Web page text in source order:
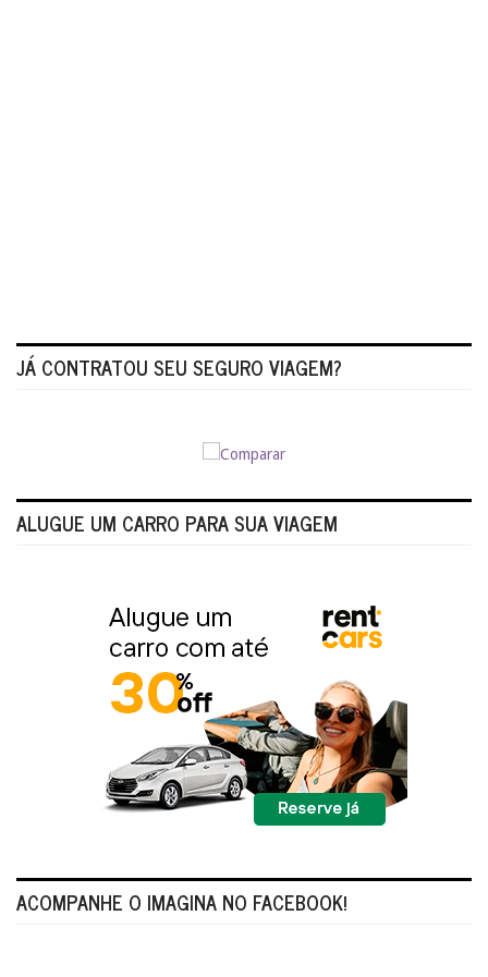
JÁ CONTRATOU SEU SEGURO VIAGEM?
ALUGUE UM CARRO PARA SUA VIAGEM
ACOMPANHE O IMAGINA NO FACEBOOK!